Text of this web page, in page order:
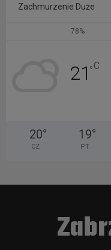
Zachmurzenie Duże
78%
21°C
20°
CZ
19°
PT